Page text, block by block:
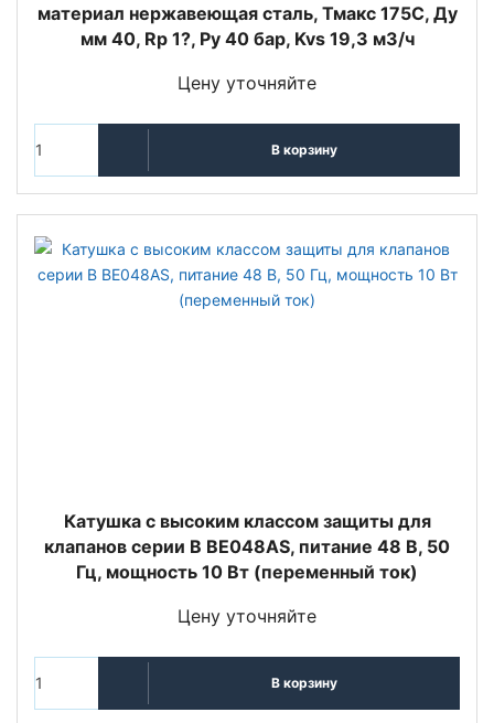
материал нержавеющая сталь, Тмакс 175С, Ду
мм 40, Rp 1?, Ру 40 бар, Kvs 19,3 м3/ч
Цену уточняйте
В корзину
Катушка с высоким классом защиты для
клапанов серии B BE048AS, питание 48 В, 50
Гц, мощность 10 Вт (переменный ток)
Цену уточняйте
В корзину